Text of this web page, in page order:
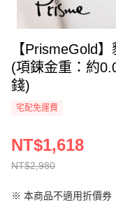
【PrismeGold
(項鍊金重：約
錢)
宅配免運費
NT$2,980
NT$1,618
※ 本商品不適用折價券